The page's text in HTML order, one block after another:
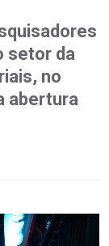
setor da
no
abertura